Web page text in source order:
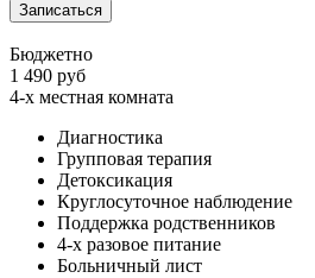
Записаться
Бюджетно
1 490 руб
4-х местная комната
Диагностика
Групповая терапия
Детоксикация
Круглосуточное наблюдение
Поддержка родственников
4-х разовое питание
Больничный лист